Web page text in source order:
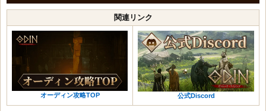
信仰の槍・盾
冒険者の双斧
くちばしの兜
マナハイムの兜
くちばしの鎧
マナハイムの鎧
信仰の弓
冒険者の短剣
信仰の短剣
冒険者の杖
信仰の杖
冒険者のメイス・盾
城塞の弓
灰色の短剣
城塞の短剣
灰色の杖
城塞の杖
灰色のメイス・盾
城塞のメイス・盾
灰色の槍・盾
灰色の魔法球
城塞の魔法球
灰色のワンド
城塞のワンド
灰色の弓
城塞の弓
灰色の短剣
闇の手袋
闇の靴
極寒の首飾り
闇の耳飾り
極寒の腕輪
闇のベルト
冬の鎧
深い思念の鎧
闇の手袋
深い思念の手袋
闇の靴
深い思念の靴
関連リンク
オーディン攻略TOP 公式Discord